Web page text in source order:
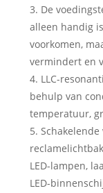
3. De
alleen handig
voorkomen,
vermindert en
4. LLC-
behulp van
temperatuur,
5.
LED-lampen,
LED-